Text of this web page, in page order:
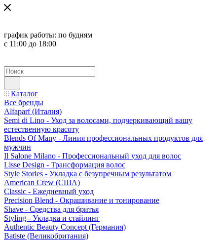
график работы: по будням
с 11:00 до 18:00
Каталог
Все бренды
Alfaparf (Италия)
Semi di Lino - Уход за волосами, подчеркивающий вашу
естественную красоту
Blends Of Many - Линия профессиональных продуктов для
мужчин
Il Salone Milano - Профессиональный уход для волос
Lisse Design - Трансформация волос
Style Stories - Укладка с безупречным результатом
American Crew (США)
Classic - Ежедневный уход
Precision Blend - Окрашивание и тонирование
Shave - Средства для бритья
Styling - Укладка и стайлинг
Authentic Beauty Concept (Германия)
Batiste (Великобритания)